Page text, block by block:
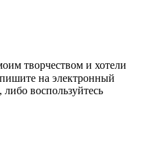
творчеством и хотели
на электронный
, либо воспользуйтесь